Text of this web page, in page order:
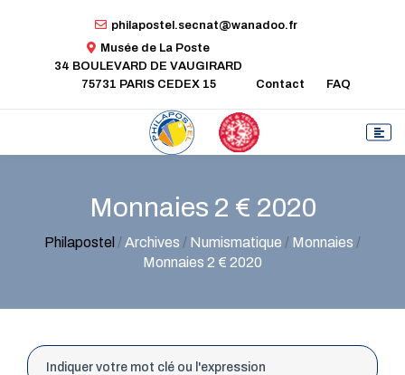
philapostel.secnat@wanadoo.fr
Musée de La Poste
34 BOULEVARD DE VAUGIRARD
75731 PARIS CEDEX 15
Contact FAQ
Monnaies 2 € 2020
Philapostel /Archives / Numismatique / Monnaies /
Monnaies 2 € 2020